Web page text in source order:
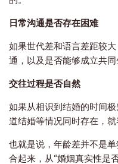
日常沟通是否存在困难
如果世代差和语言差距较
通，以及是否能够成立共同
交往过程是否自然
如果从相识到结婚的时间
道结婚等情况同时存在，就
也就是说，年龄差并不是
合起来，从“婚姻真实性是